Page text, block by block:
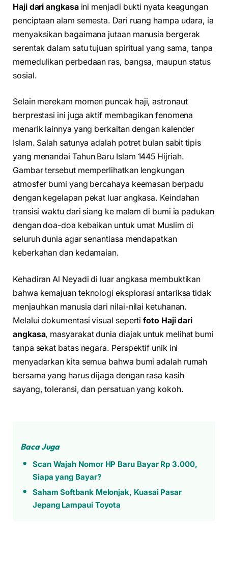
Haji dari angkasaini menjadi bukti nyata keagungan
penciptaan alam semesta. Dari ruang hampa udara, ia
menyaksikan bagaimana jutaan manusia bergerak
serentak dalam satu tujuan spiritual yang sama, tanpa
memedulikan perbedaan ras, bangsa, maupun status
sosial.
Selain merekam momen puncak haji, astronaut
berprestasi ini juga aktif membagikan fenomena
menarik lainnya yang berkaitan dengan kalender
Islam. Salah satunya adalah potret bulan sabit tipis
yang menandai Tahun Baru Islam 1445 Hijriah.
Gambar tersebut memperlihatkan lengkungan
atmosfer bumi yang bercahaya keemasan berpadu
dengan kegelapan pekat luar angkasa. Keindahan
transisi waktu dari siang ke malam di bumi ia padukan
dengan doa-doa kebaikan untuk umat Muslim di
seluruh dunia agar senantiasa mendapatkan
keberkahan dan kedamaian.
Kehadiran Al Neyadi di luar angkasa membuktikan
bahwa kemajuan teknologi eksplorasi antariksa tidak
menjauhkan manusia dari nilai-nilai ketuhanan.
Melalui dokumentasi visual sepertifoto Haji dari
angkasa, masyarakat dunia diajak untuk melihat bumi
tanpa sekat batas negara. Perspektif unik ini
menyadarkan kita semua bahwa bumi adalah rumah
bersama yang harus dijaga dengan rasa kasih
sayang, toleransi, dan persatuan yang kokoh.
Baca Juga
Scan Wajah Nomor HP Baru Bayar Rp 3.000,
Siapa yang Bayar?
Saham Softbank Melonjak, Kuasai Pasar
Jepang Lampaui Toyota